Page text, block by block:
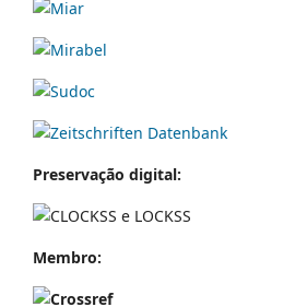
Preservação digital:
Membro: